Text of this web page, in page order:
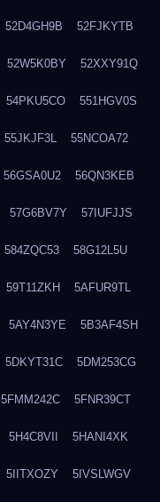
52D4GH9B 52FJKYTB
52W5K0BY 52XXY91Q
54PKU5CO 551HGV0S
55JKJF3L 55NCOA72
56GSA0U2 56QN3KEB
57G6BV7Y 57IUFJJS
584ZQC53 58G12L5U
59T11ZKH 5AFUR9TL
5AY4N3YE 5B3AF4SH
5DKYT31C 5DM253CG
5FMM242C 5FNR39CT
5H4C8VII 5HANI4XK
5IITXOZY 5IVSLWGV